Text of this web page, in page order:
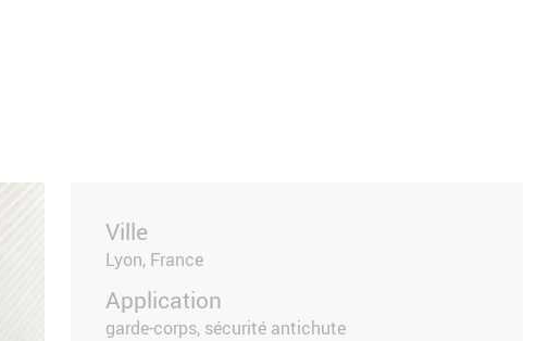
Ville
Lyon, France
Application
garde-corps, sécurité antichute